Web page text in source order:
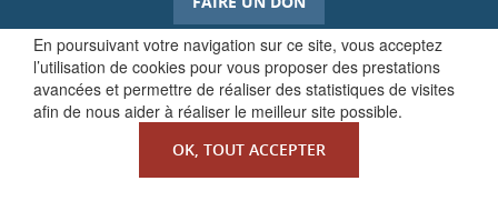
En poursuivant votre navigation sur ce site, vous acceptez
l’utilisation de cookies pour vous proposer des prestations
avancées et permettre de réaliser des statistiques de visites
afin de nous aider à réaliser le meilleur site possible.
OK, TOUT ACCEPTER